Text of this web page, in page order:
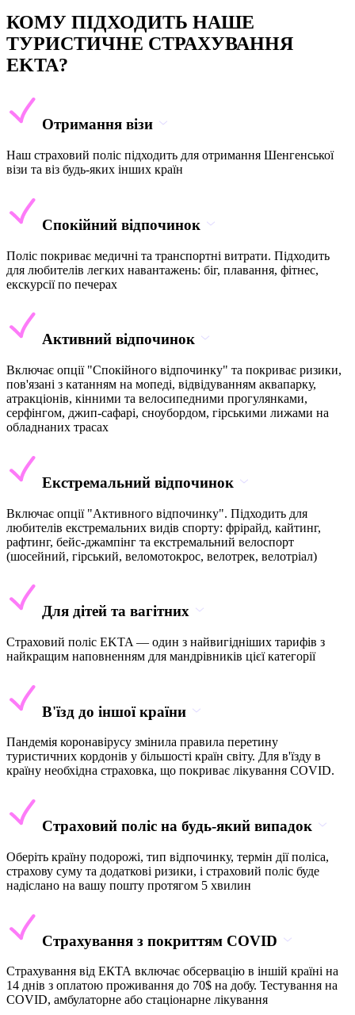
КОМУ ПІДХОДИТЬ НАШЕ
ТУРИСТИЧНЕ СТРАХУВАННЯ
EKTA?
Отримання візи
Наш страховий поліс підходить для отримання Шенгенської
візи та віз будь-яких інших країн
Спокійний відпочинок
Поліс покриває медичні та транспортні витрати. Підходить
для любителів легких навантажень: біг, плавання, фітнес,
екскурсії по печерах
Активний відпочинок
Включає опції "Спокійного відпочинку" та покриває ризики,
пов'язані з катанням на мопеді, відвідуванням аквапарку,
атракціонів, кінними та велосипедними прогулянками,
серфінгом, джип-сафарі, сноубордом, гірськими лижами на
обладнаних трасах
Екстремальний відпочинок
Включає опції "Активного відпочинку". Підходить для
любителів екстремальних видів спорту: фрірайд, кайтинг,
рафтинг, бейс-джампінг та екстремальний велоспорт
(шосейний, гірський, веломотокрос, велотрек, велотріал)
Для дітей та вагітних
Страховий поліс EKTA — один з найвигідніших тарифів з
найкращим наповненням для мандрівників цієї категорії
В'їзд до іншої країни
Пандемія коронавірусу змінила правила перетину
туристичних кордонів у більшості країн світу. Для в'їзду в
країну необхідна страховка, що покриває лікування COVID.
Страховий поліс на будь-який випадок
Оберіть країну подорожі, тип відпочинку, термін дії поліса,
страхову суму та додаткові ризики, і страховий поліс буде
надіслано на вашу пошту протягом 5 хвилин
Страхування з покриттям COVID
Страхування від ЕКТА включає обсервацію в іншій країні на
14 днів з оплатою проживання до 70$ на добу. Тестування на
COVID, амбулаторне або стаціонарне лікування